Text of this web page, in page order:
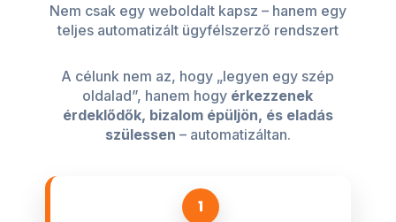
Nem csak egy weboldalt kapsz – hanem egy
teljes automatizált ügyfélszerző rendszert
A célunk nem az, hogy „legyen egy szép
oldalad”, hanem hogy érkezzenek
érdeklődők, bizalom épüljön, és eladás
szülessen – automatizáltan.
1